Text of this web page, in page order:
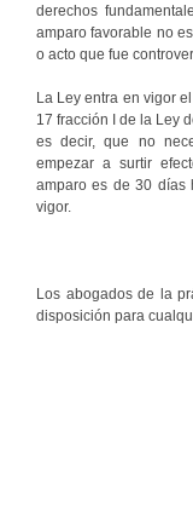
derechos
amparo favorable no
o acto que fue
La Ley entra en vigor
17 fracción I de la Ley
es decir, que no
empezar a surtir
amparo es de 30 días
vigor.
Los abogados de la
disposición para